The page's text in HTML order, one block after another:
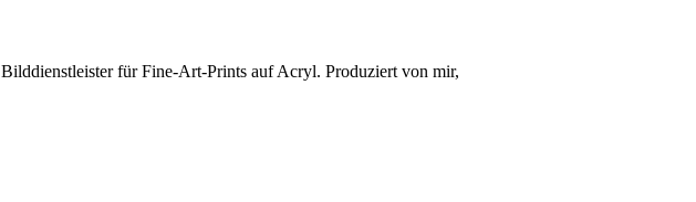
für Fine-Art-Prints auf Acryl. Produziert von mir,